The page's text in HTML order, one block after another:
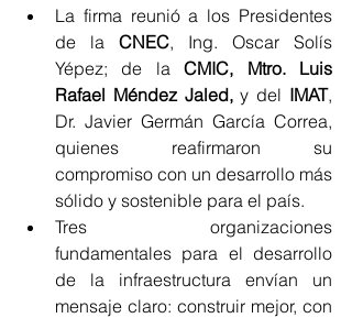
La firma reunió a los Presidentes
de la CNEC, Ing. Oscar Solís
Yépez; de la CMIC, Mtro. Luis
Rafael Méndez Jaled, y del IMAT,
Dr. Javier Germán García Correa,
quienes reafirmaron su
compromiso con un desarrollo más
sólido y sostenible para el país.
Tres organizaciones
fundamentales para el desarrollo
de la infraestructura envían un
mensaje claro: construir mejor, con